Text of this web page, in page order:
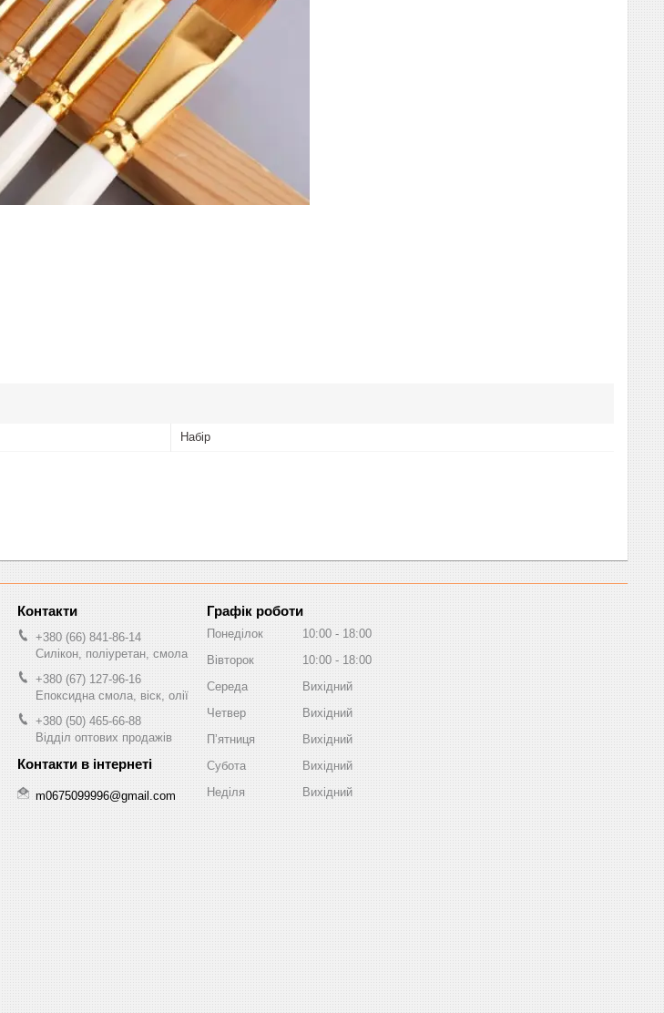
Набір
+380 (66) 841-86-14
Силікон, поліуретан, смола
+380 (67) 127-96-16
Епоксидна смола, віск, олії
+380 (50) 465-66-88
Відділ оптових продажів
m0675099996@gmail.com
Графік роботи
Понеділок 10:00
18:00
Вівторок
10:00
18:00
Середа
Вихідний
Четвер
Вихідний
Пʼятниця
Вихідний
Субота
Вихідний
Неділя
Вихідний